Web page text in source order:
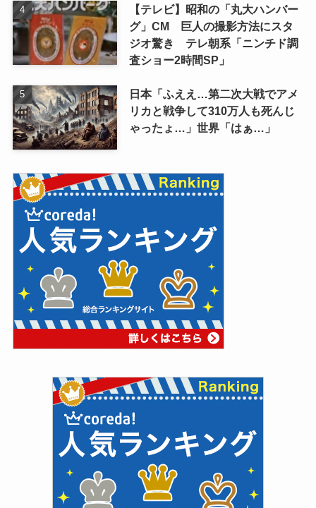
【テレビ】昭和の「丸大ハンバー
グ」CM 巨人の撮影方法にスタ
ジオ驚き テレ朝系「ニンチド調
査ショー2時間SP」
日本「ふええ…第二次大戦でアメ
リカと戦争して310万人も死んじ
ゃったょ…」世界「はぁ…」